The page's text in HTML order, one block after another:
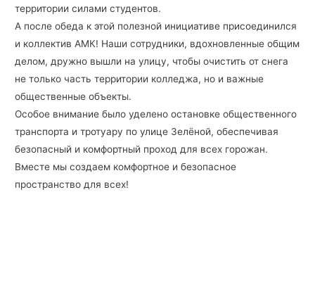
территории силами студентов.
А после обеда к этой полезной инициативе присоединился
и коллектив АМК! Наши сотрудники, вдохновленные общим
делом, дружно вышли на улицу, чтобы очистить от снега
не только часть территории колледжа, но и важные
общественные объекты.
Особое внимание было уделено остановке общественного
транспорта и тротуару по улице Зелёной, обеспечивая
безопасный и комфортный проход для всех горожан.
Вместе мы создаем комфортное и безопасное
пространство для всех!